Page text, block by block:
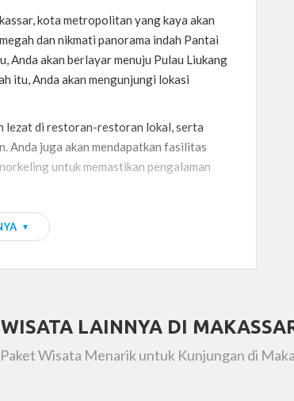
kota metropolitan yang kaya akan
dan nikmati panorama indah Pantai
Anda akan berlayar menuju Pulau Liukang
itu, Anda akan mengunjungi lokasi
lezat di restoran-restoran lokal, serta
Anda juga akan mendapatkan fasilitas
untuk memastikan pengalaman
luar biasa di antara keindahan alam
kami sekarang untuk reservasi dan
LAINNYA DI
Wisata Menarik untuk Kunjungan di